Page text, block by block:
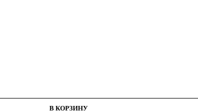
В КОРЗИНУ